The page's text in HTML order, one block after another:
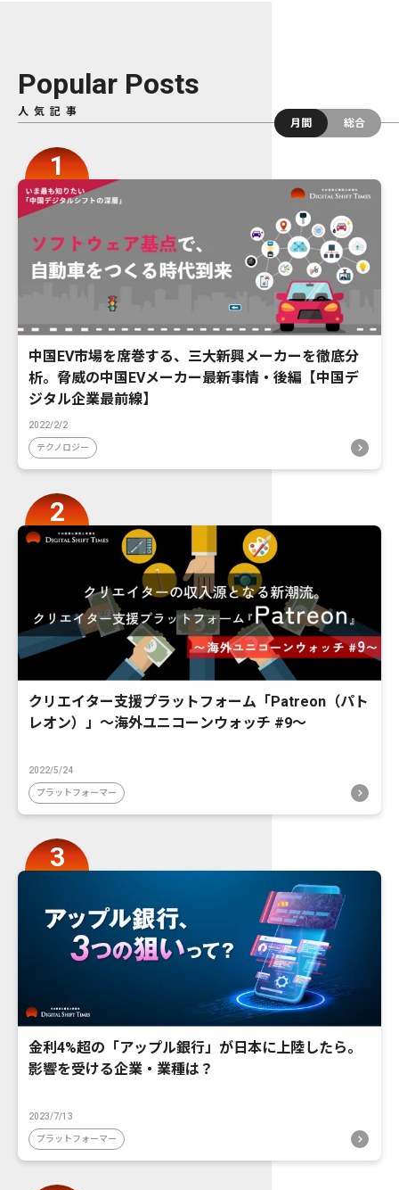
Popular Posts
人気記事
月間
総合
中国EV市場を席巻する、三大新興メーカーを徹底分
析。脅威の中国EVメーカー最新事情・後編【中国デ
ジタル企業最前線】
2022/2/2
テクノロジー
クリエイター支援プラットフォーム「Patreon（パト
レオン）」〜海外ユニコーンウォッチ #9〜
2022/5/24
プラットフォーマー
金利4%超の「アップル銀行」が日本に上陸したら。
影響を受ける企業・業種は？
2023/7/13
プラットフォーマー